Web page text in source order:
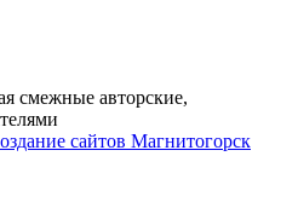
смежные авторские,
сайтов Магнитогорск